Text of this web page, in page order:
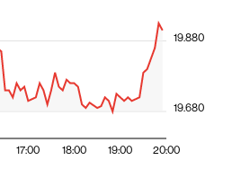
17:00 18:00 19:00 20:00
19.680
19.880